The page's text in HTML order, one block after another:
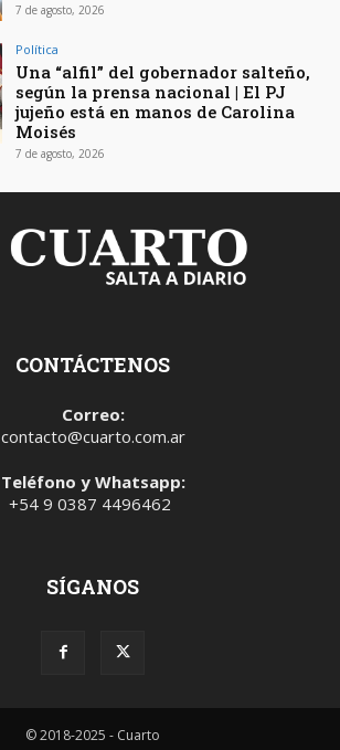
7 de agosto, 2026
Política
Una “alfil” del gobernador salteño,
según la prensa nacional | El PJ
jujeño está en manos de Carolina
Moisés
7 de agosto, 2026
CONTÁCTENOS
Correo:
contacto@cuarto.com.ar
Teléfono y Whatsapp:
+54 9 0387 4496462
SÍGANOS
© 2018-2025 - Cuarto